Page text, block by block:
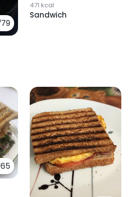
79
471 kcal
Sandwich
65